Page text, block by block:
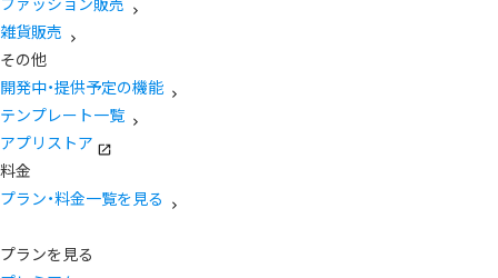
ファッション販売
雑貨販売
その他
開発中・提供予定の機能
テンプレート一覧
アプリストア
料金
プラン・料金一覧を見る
プランを見る